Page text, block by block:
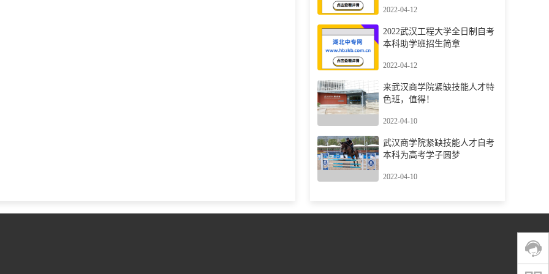
2022-04-12
2022武汉工程大学全日制自考
本科助学班招生简章
2022-04-12
来武汉商学院紧缺技能人才特
色班，值得！
2022-04-10
武汉商学院紧缺技能人才自考
本科为高考学子圆梦
2022-04-10